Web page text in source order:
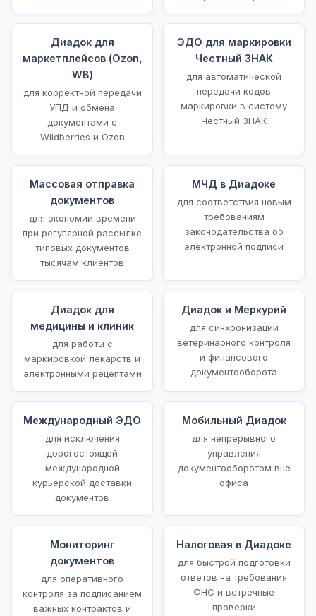
Диадок для
маркетплейсов (Ozon,
WB)
для корректной передачи
УПД и обмена
документами с
Wildberries и Ozon
ЭДО для маркировки
Честный ЗНАК
для автоматической
передачи кодов
маркировки в систему
Честный ЗНАК
Массовая отправка
документов
для экономии времени
при регулярной рассылке
типовых документов
тысячам клиентов
МЧД в Диадоке
для соответствия новым
требованиям
законодательства об
электронной подписи
Диадок для
медицины и клиник
для работы с
маркировкой лекарств и
электронными рецептами
Диадок и Меркурий
для синхронизации
ветеринарного контроля
и финансового
документооборота
Международный ЭДО
для исключения
дорогостоящей
международной
курьерской доставки
документов
Мобильный Диадок
для непрерывного
управления
документооборотом вне
офиса
Мониторинг
документов
для оперативного
контроля за подписанием
важных контрактов и
Налоговая в Диадоке
для быстрой подготовки
ответов на требования
ФНС и встречные
проверки